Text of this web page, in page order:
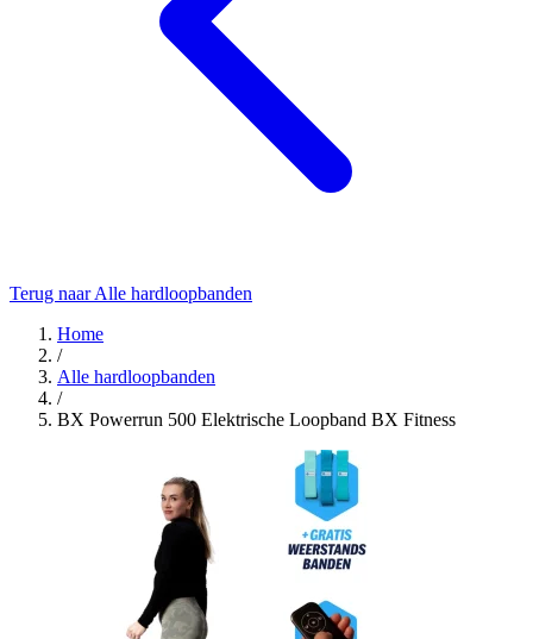
Terug naar Alle hardloopbanden
Home
/
Alle hardloopbanden
/
BX Powerrun 500 Elektrische Loopband BX Fitness